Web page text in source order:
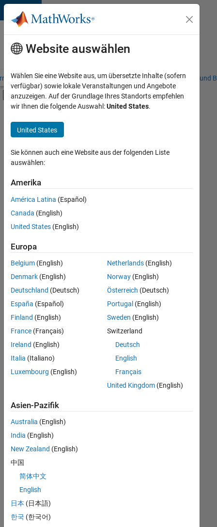
Weiter zum Inhalt
Karriere
bei
MathWorks
– Übersicht Stellensuche Niederlassungen Studierende und
Umschaltung für Off-Canvas-
Hauptinhalt
Information Technology
Customer Support
Education Sales
Sales Operations
Finance and Operations
Human Resources
+5
Derzeit
es
keine
offenen
Stellen,
Ihren
Suchkriterien
entsprechen.
können
die
Suchkriterien
weiter
fassen
oder
alle
Stellenangebote
anzeigen .
noch
keine
offenen
Stellen
können,
die
Ihren
entsprechen,
werden
Website auswählen
Wählen Sie eine Website aus, um übersetzte Inhalte (sofern
verfügbar) sowie lokale Veranstaltungen und Angebote
anzuzeigen. Auf der Grundlage Ihres Standorts empfehlen
wir Ihnen die folgende Auswahl:United States.
United States
Sie können auch eine Website aus der folgenden Liste
auswählen:
Amerika
América Latina (Español)
Canada (English)
United States (English)
Europa
Belgium (English)
Denmark (English)
Deutschland (Deutsch)
España (Español)
Finland (English)
France (Français)
Ireland (English)
Italia (Italiano)
Luxembourg (English)
Netherlands(English)
Norway(English)
Österreich (Deutsch)
Portugal (English)
Sweden (English)
Switzerland
Deutsch
English
Français
United Kingdom(English)
Asien-Pazifik
Australia (English)
India (English)
New Zealand (English)
中国
简体中文
English
日本 (日本語)
한국 (한국어)